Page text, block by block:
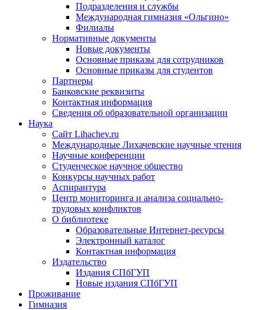
Подразделения и службы
Международная гимназия «Ольгино»
Филиалы
Нормативные документы
Новые документы
Основные приказы для сотрудников
Основные приказы для студентов
Партнеры
Банковские реквизиты
Контактная информация
Сведения об образовательной организации
Наука
Сайт Lihachev.ru
Международные Лихачевские научные чтения
Научные конференции
Студенческое научное общество
Конкурсы научных работ
Аспирантура
Центр мониторинга и анализа социально-
трудовых конфликтов
О библиотеке
Образовательные Интернет-ресурсы
Электронный каталог
Контактная информация
Издательство
Издания СПбГУП
Новые издания СПбГУП
Проживание
Гимназия